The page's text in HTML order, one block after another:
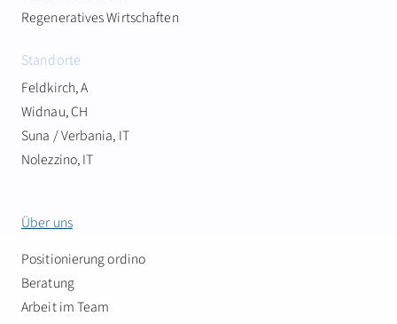
Regeneratives Wirtschaften
Standorte
Feldkirch, A
Widnau, CH
Suna / Verbania, IT
Nolezzino, IT
Über uns
Positionierung ordino
Beratung
Arbeit im Team